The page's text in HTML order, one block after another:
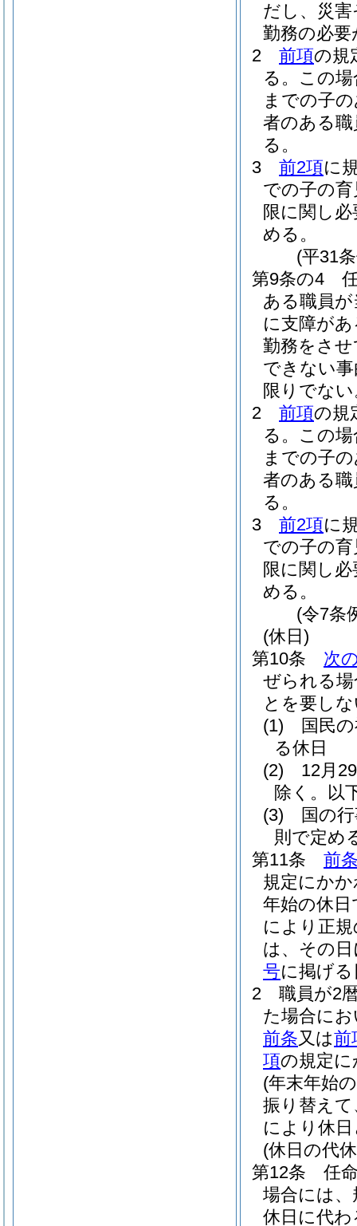
だし、災
勤務の必
2
前項の規
る。 この
までの子
者のある
る。
3
前2項に
での子の
限に関し
める。
(平31
第9条の4
ある職員
に支障が
勤務をさ
できない
限りでな
2
前項の規
る。 この
までの子
者のある
る。
3
前2項に
での子の
限に関し
める。
(令7条
(休日)
第10条
次
ぜられる
とを要し
(1)
国民
る休日
(2)
12月
除く。以
(3)
国の
則で定め
第11条
前
規定にか
年始の休
により正
は、その
号に掲げ
2
職員が2
た場合に
前条又は前
項の規定
(年末年始
振り替え
により休
(休日の代
第12条
任
場合には
休日に代わ